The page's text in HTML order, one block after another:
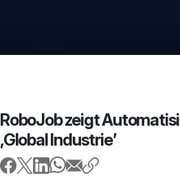
RoboJob zeigt
‚Global Industrie’